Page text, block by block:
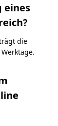
eines
die